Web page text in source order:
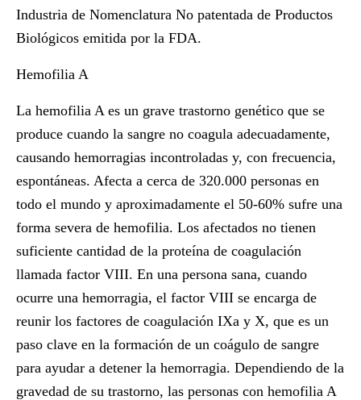
Industria de Nomenclatura No patentada de Productos
Biológicos emitida por la FDA.
Hemofilia A
La hemofilia A es un grave trastorno genético que se
produce cuando la sangre no coagula adecuadamente,
causando hemorragias incontroladas y, con frecuencia,
espontáneas. Afecta a cerca de 320.000 personas en
todo el mundo y aproximadamente el 50-60% sufre una
forma severa de hemofilia. Los afectados no tienen
suficiente cantidad de la proteína de coagulación
llamada factor VIII. En una persona sana, cuando
ocurre una hemorragia, el factor VIII se encarga de
reunir los factores de coagulación IXa y X, que es un
paso clave en la formación de un coágulo de sangre
para ayudar a detener la hemorragia. Dependiendo de la
gravedad de su trastorno, las personas con hemofilia A